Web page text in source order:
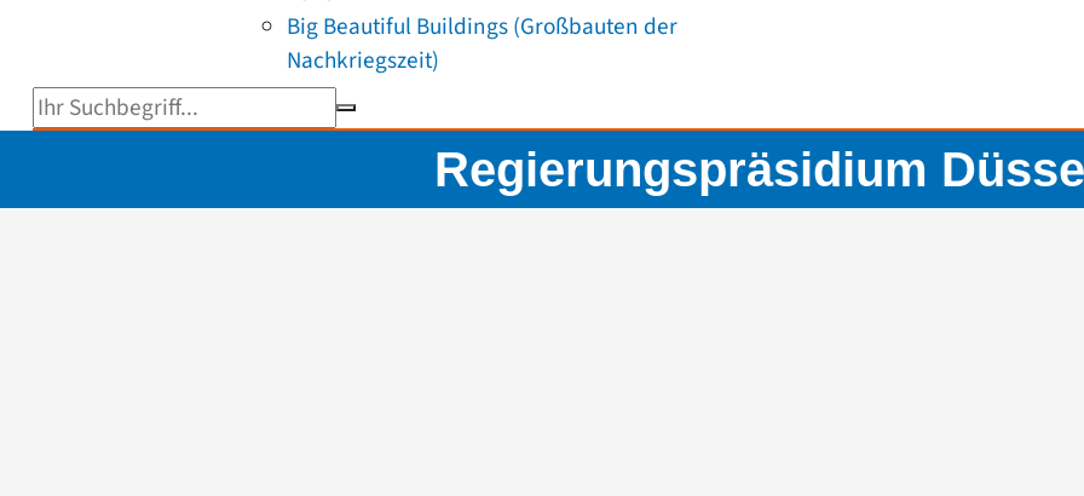
Big Beautiful Buildings (Großbauten der
Nachkriegszeit)
Suchbegriff eingeben
Regierungspräsidium